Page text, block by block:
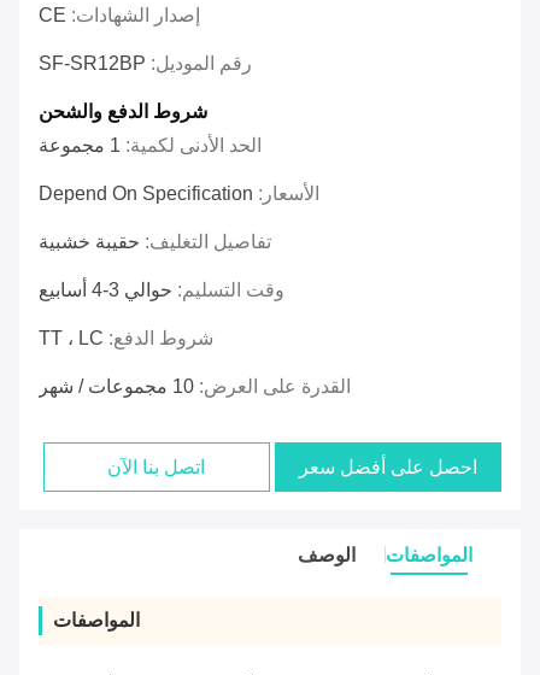
إصدار الشهادات: CE
رقم الموديل: SF-SR12BP
شروط الدفع والشحن
الحد الأدنى لكمية: 1 مجموعة
الأسعار: Depend On Specification
تفاصيل التغليف: حقيبة خشبية
وقت التسليم: حوالي 3-4 أسابيع
شروط الدفع: TT ، LC
القدرة على العرض: 10 مجموعات / شهر
احصل على أفضل سعر اتصل بنا الآن
المواصفات الوصف
المواصفات